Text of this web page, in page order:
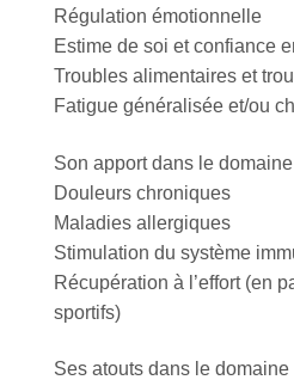
Régulation émotionnelle
Estime de soi et confiance
Troubles alimentaires et
Fatigue généralisée et/ou
Son apport dans le
Douleurs chroniques
Maladies allergiques
Stimulation du système
Récupération à l’effort (en
sportifs)
Ses atouts dans le